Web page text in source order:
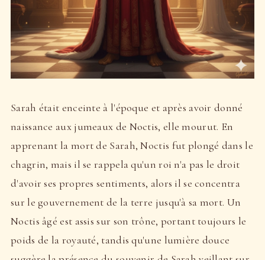
Sarah était enceinte à l'époque et après avoir donné
naissance aux jumeaux de Noctis, elle mourut. En
apprenant la mort de Sarah, Noctis fut plongé dans le
chagrin, mais il se rappela qu'un roi n'a pas le droit
d'avoir ses propres sentiments, alors il se concentra
sur le gouvernement de la terre jusqu'à sa mort. Un
Noctis âgé est assis sur son trône, portant toujours le
poids de la royauté, tandis qu'une lumière douce